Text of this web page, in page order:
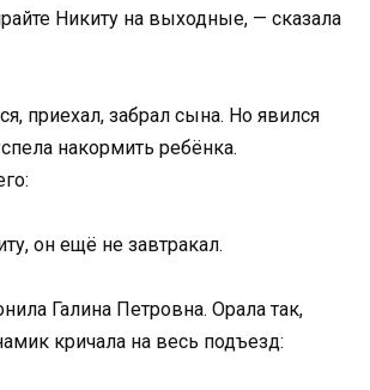
Никиту на выходные, — сказала
приехал, забрал сына. Но явился
накормить ребёнка.
он ещё не завтракал.
Галина Петровна. Орала так,
кричала на весь подъезд: